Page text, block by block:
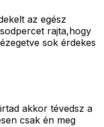
az egész
rajta,hogy
sok érdekes
akkor tévedsz a
csak én meg